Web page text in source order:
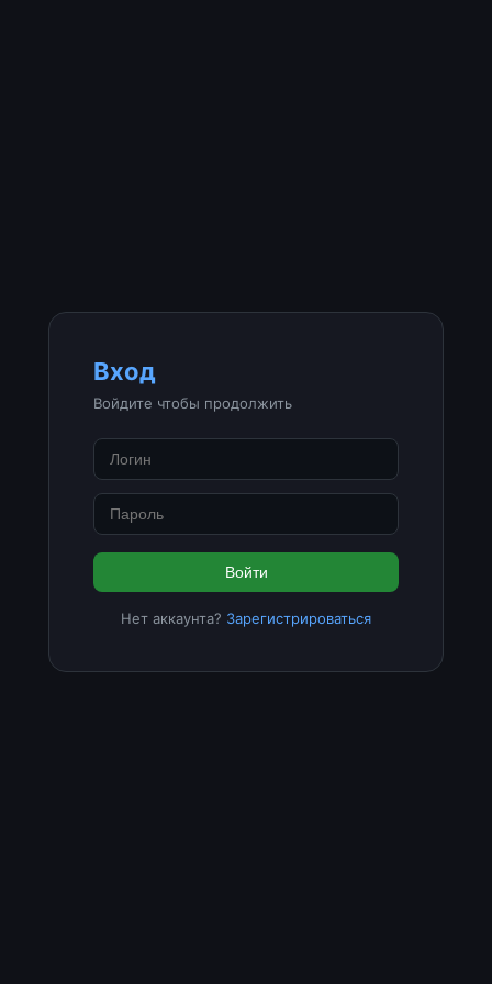
Вход
Войдите чтобы продолжить
Войти
Нет аккаунта? Зарегистрироваться